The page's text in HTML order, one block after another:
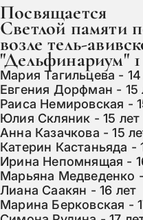
Посвящается
Светлой памяти
возле тель-
"Дельфинариум"
Мария Тагильцева - 14
Евгения Дорфман - 15
Раиса Немировская -
Юлия Скляник - 15 лет
Анна Казачкова - 15
Катерин Кастаньяда -
Ирина Непомнящая -
Марьяна Медведенко -
Лиана Саакян - 16 лет
Марина Берковская -